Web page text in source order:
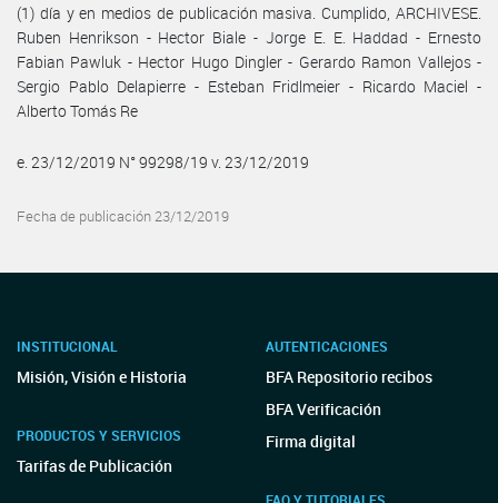
(1) día y en medios de publicación masiva. Cumplido, ARCHIVESE.
Ruben Henrikson - Hector Biale - Jorge E. E. Haddad - Ernesto
Fabian Pawluk - Hector Hugo Dingler - Gerardo Ramon Vallejos -
Sergio Pablo Delapierre - Esteban Fridlmeier - Ricardo Maciel -
Alberto Tomás Re
e. 23/12/2019 N° 99298/19 v. 23/12/2019
Fecha de publicación 23/12/2019
INSTITUCIONAL
Misión, Visión e Historia
PRODUCTOS Y SERVICIOS
Tarifas de Publicación
AUTENTICACIONES
BFA Repositorio recibos
BFA Verificación
Firma digital